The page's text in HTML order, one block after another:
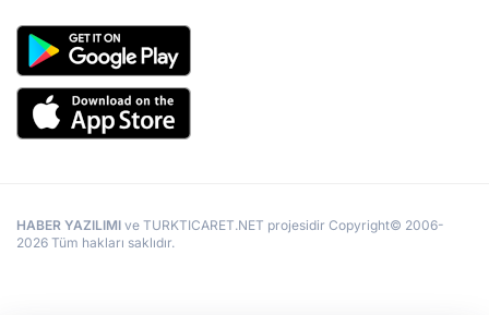
HABER YAZILIMI ve TURKTICARET.NET projesidir Copyright© 2006-
2026 Tüm hakları saklıdır.